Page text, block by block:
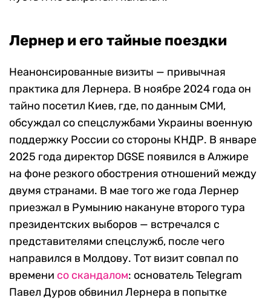
Лернер и его тайные поездки
Неанонсированные визиты — привычная
практика для Лернера. В ноябре 2024 года он
тайно посетил Киев, где, по данным СМИ,
обсуждал со спецслужбами Украины военную
поддержку России со стороны КНДР. В январе
2025 года директор DGSE появился в Алжире
на фоне резкого обострения отношений между
двумя странами. В мае того же года Лернер
приезжал в Румынию накануне второго тура
президентских выборов — встречался с
представителями спецслужб, после чего
направился в Молдову. Тот визит совпал по
времени со скандалом: основатель Telegram
Павел Дуров обвинил Лернера в попытке